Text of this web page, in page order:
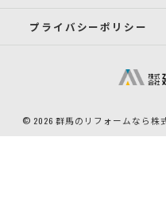
プライバシーポリシー
© 2026 群馬のリフォームなら株式